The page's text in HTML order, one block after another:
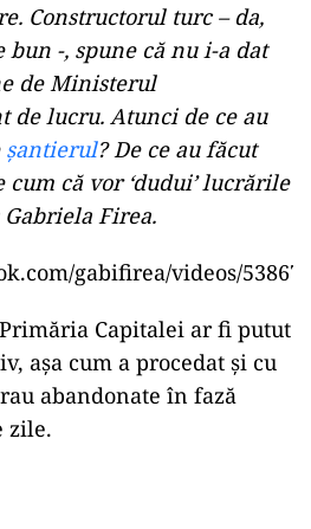
Constructorul turc – da,
-, spune că nu i-a dat
de Ministerul
de lucru. Atunci de ce au
şantierul? De ce au făcut
că vor ‘dudui’ lucrările
Gabriela Firea.
gabifirea/videos/
Capitalei ar fi putut
așa cum a procedat și cu
abandonate în fază
zile.